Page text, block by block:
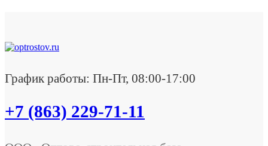
График работы: Пн-Пт, 08:00-17:00
+7 (863) 229-71-11